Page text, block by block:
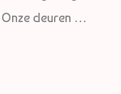
deuren …